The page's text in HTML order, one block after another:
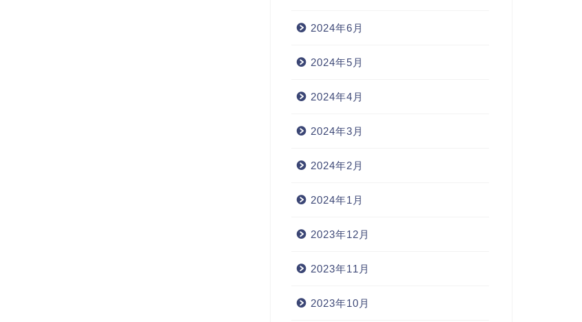
2024年6月
2024年5月
2024年4月
2024年3月
2024年2月
2024年1月
2023年12月
2023年11月
2023年10月